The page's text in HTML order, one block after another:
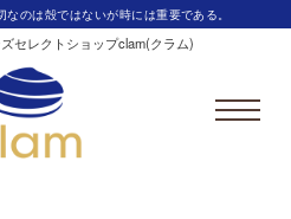
のは殻ではないが時には重要である。
セレクトショップclam(クラム)